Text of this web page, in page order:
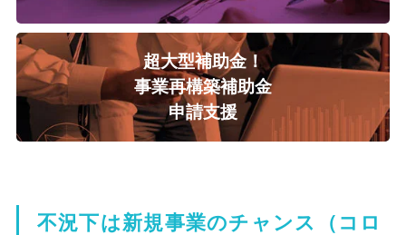
超大型補助金！
事業再構築補助金
申請支援
不況下は新規事業のチャンス
（コロ